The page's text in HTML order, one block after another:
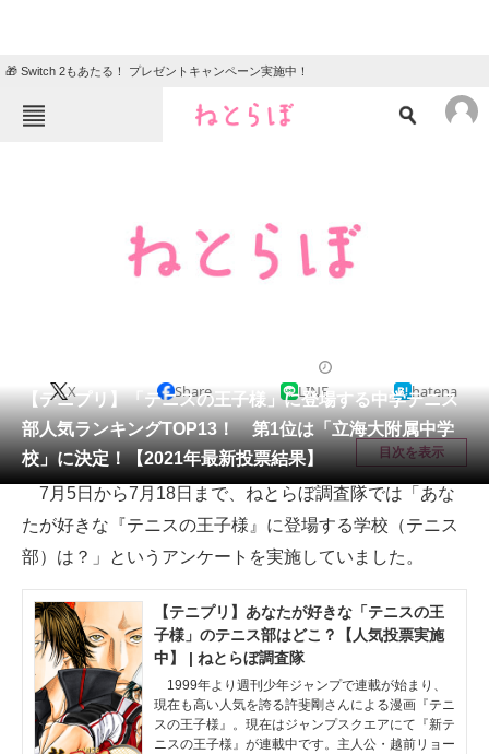
🎁 Switch 2もあたる！ プレゼントキャンペーン実施中！
クイズ
地域
会員記事
メディア
注目記事を集めた総合ページ
ITの今と未来を見通す
進化するPCとデバイスの未来
好きが集まる 比べて選べる
ビジネスと働き方のヒント
【テニプリ】「テニスの王子様」に登場する中学テニス
部人気ランキングTOP13！ 第1位は「立海大附属中学
校」に決定！【2021年最新投票結果】
X Share LINE hatena
目次を表示
7月5日から7月18日まで、ねとらぼ調査隊では「あな
たが好きな『テニスの王子様』に登場する学校（テニス
部）は？」というアンケートを実施していました。
【テニプリ】あなたが好きな「テニスの王
子様」のテニス部はどこ？【人気投票実施
中】 | ねとらぼ調査隊
1999年より週刊少年ジャンプで連載が始まり、
現在も高い人気を誇る許斐剛さんによる漫画『テニ
スの王子様』。現在はジャンプスクエアにて『新テ
ニスの王子様』が連載中です。主人公・越前リョー